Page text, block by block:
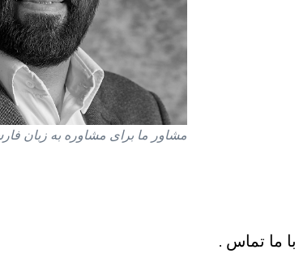
. برای مشاوره ی شخصی در نزدیکی محل سکونتتان با ما تماس
مشاور ما برای مشاوره به زبان